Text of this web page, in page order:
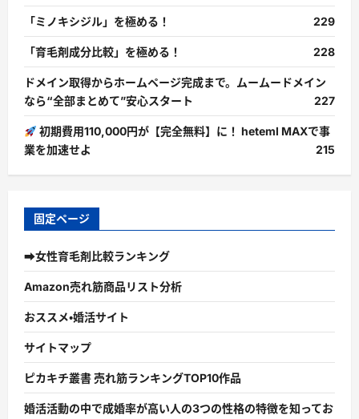
「ミノキシジル」を極める！ 229
「育毛剤成分比較」を極める！ 228
ドメイン取得からホームページ完成まで。ムームードメイン
なら“全部まとめて”安心スタート
227
初期費用110,000円が【完全無料】に！ heteml MAXで事
業を加速せよ
215
固定ページ
➡女性育毛剤比較ランキング
Amazon売れ筋商品リスト分析
おススメ・婚活サイト
サイトマップ
ピカキチ叢書 売れ筋ランキングTOP10作品
婚活活動の中で成婚率が高い人の3つの性格の特徴を知ってお